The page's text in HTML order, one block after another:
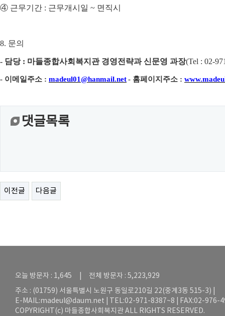
④ 근무기간 : 근무개시일 ~ 면직시
8. 문의
- 담당 : 마들종합사회복지관 경영전략과 신문영 과장(Tel : 02-
- 이메일주소 : madeul01@hanmail.net- 홈페이지주소 :
댓글목록
이전글 다음글
오늘 방문자 : 1,645 | 전체 방문자 : 5,223,929
주소 : (01759) 서울특별시 노원구 동일로210길 22(중계3동 515-3) |
E-MAIL:madeul@daum.net | TEL:02-971-8387~8 | FAX:02-976-
COPYRIGHT(c) 마들종합사회복지관 ALL RIGHTS RESERVED.